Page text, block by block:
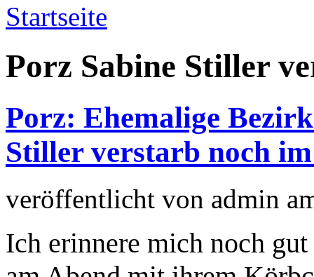
Startseite
Porz Sabine Stiller
Porz: Ehemalige
Stiller verstarb noch
veröffentlicht von admin
Ich erinnere mich noch